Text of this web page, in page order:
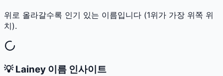
위로 올라갈수록 인기 있는 이름입니다 (1위가 가장 위쪽 위
치).
💡Lainey 이름 인사이트